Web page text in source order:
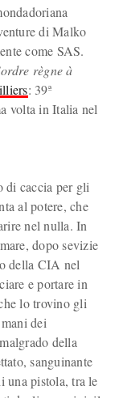
di Malko
come SAS.
règne à
: 39ª
volta in Italia nel
di caccia per gli
al potere, che
nel nulla. In
dopo sevizie
della CIA nel
e portare in
lo trovino gli
dei
della
sanguinante
una pistola, tra le